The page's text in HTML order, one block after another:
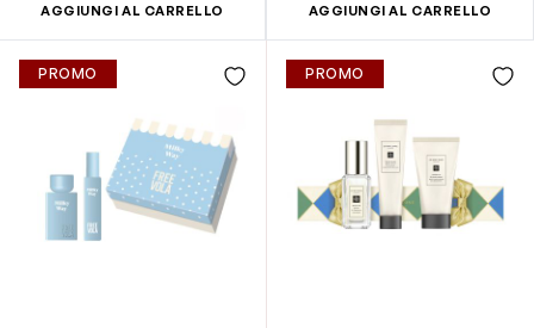
AGGIUNGI AL CARRELLO AGGIUNGI AL CARRELLO
PROMO PROMO